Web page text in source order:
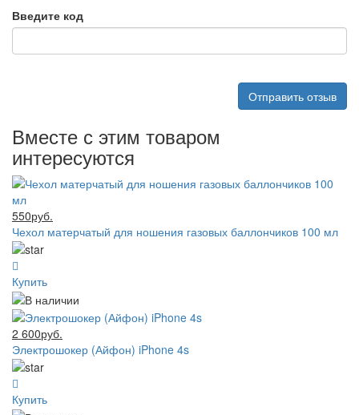
Введите код
Отправить отзыв
Вместе с этим товаром
интересуются
550руб.
Чехол матерчатый для ношения газовых баллончиков 100 мл
Купить
2 600руб.
Электрошокер (Айфон) iPhone 4s
Купить